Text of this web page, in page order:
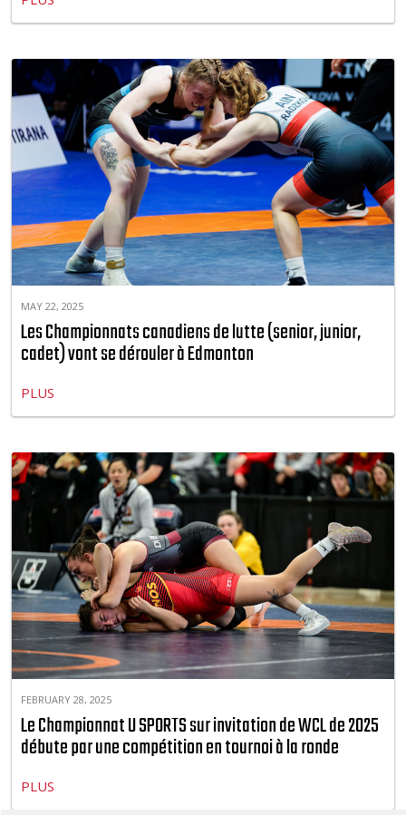
MAY 22, 2025
Les Championnats canadiens de lutte (senior, junior,
cadet) vont se dérouler à Edmonton
PLUS
FEBRUARY 28, 2025
Le Championnat U SPORTS sur invitation de WCL de 2025
débute par une compétition en tournoi à la ronde
PLUS